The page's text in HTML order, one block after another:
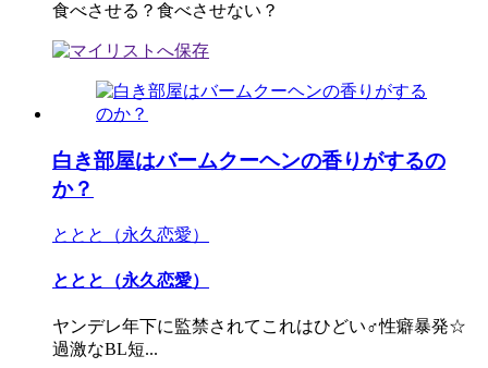
食べさせる？食べさせない？
白き部屋はバームクーヘンの香りがするの
か？
ととと（永久恋愛）
ととと（永久恋愛）
ヤンデレ年下に監禁されてこれはひどい♂性癖暴発☆
過激なBL短...